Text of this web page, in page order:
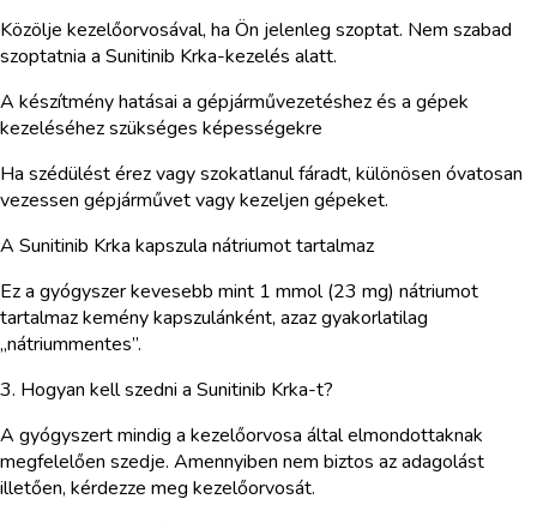
Közölje kezelőorvosával, ha Ön jelenleg szoptat. Nem szabad
szoptatnia a Sunitinib Krka-kezelés alatt.
A készítmény hatásai a gépjárművezetéshez és a gépek
kezeléséhez szükséges képességekre
Ha szédülést érez vagy szokatlanul fáradt, különösen óvatosan
vezessen gépjárművet vagy kezeljen gépeket.
A Sunitinib Krka kapszula nátriumot tartalmaz
Ez a gyógyszer kevesebb mint 1 mmol (23 mg) nátriumot
tartalmaz kemény kapszulánként, azaz gyakorlatilag
„nátriummentes”.
3. Hogyan kell szedni a Sunitinib Krka-t?
A gyógyszert mindig a kezelőorvosa által elmondottaknak
megfelelően szedje. Amennyiben nem biztos az adagolást
illetően, kérdezze meg kezelőorvosát.